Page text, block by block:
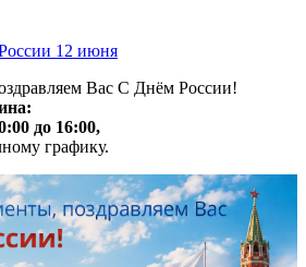
12 июня
Вас С Днём России!
до 16:00,
графику.